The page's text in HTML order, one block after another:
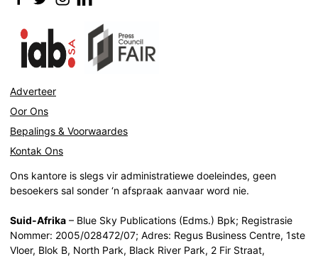
Adverteer
Oor Ons
Bepalings & Voorwaardes
Kontak Ons
Ons kantore is slegs vir administratiewe doeleindes, geen
besoekers sal sonder ‘n afspraak aanvaar word nie.
Suid-Afrika – Blue Sky Publications (Edms.) Bpk; Registrasie
Nommer: 2005/028472/07; Adres: Regus Business Centre, 1ste
Vloer, Blok B, North Park, Black River Park, 2 Fir Straat,